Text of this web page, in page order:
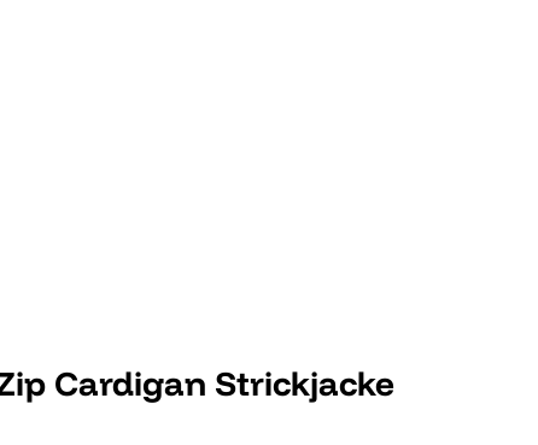
Cardigan Strickjacke